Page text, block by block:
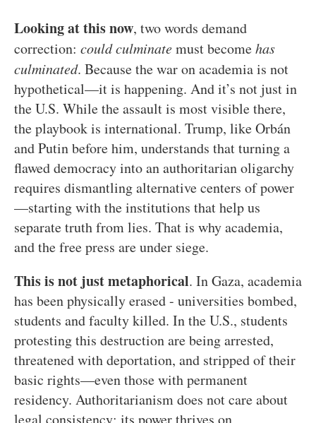
Looking at this now, two words demand
correction: could culminatemust becomehas
culminated. Because the war on academia is not
hypothetical—it is happening. And it’s not just in
the U.S. While the assault is most visible there,
the playbook is international. Trump, like Orbán
and Putin before him, understands that turning a
flawed democracy into an authoritarian oligarchy
requires dismantling alternative centers of power
—starting with the institutions that help us
separate truth from lies. That is why academia,
and the free press are under siege.
This is not just metaphorical. In Gaza, academia
has been physically erased - universities bombed,
students and faculty killed. In the U.S., students
protesting this destruction are being arrested,
threatened with deportation, and stripped of their
basic rights—even those with permanent
residency. Authoritarianism does not care about
legal consistency; its power thrives on